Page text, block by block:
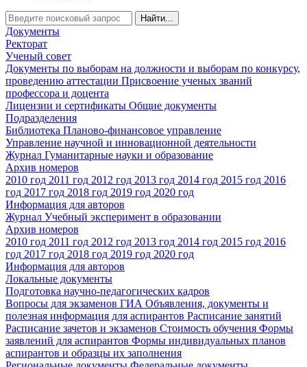
Найти...
Документы
Ректорат
Ученый совет
Документы по выборам на должности и выборам по конкурсу,
проведению аттестации Присвоение ученых званий
профессора и доцента
Лицензии и сертификаты Общие документы
Подразделения
Библиотека Планово-финансовое управление
Управление научной и инновационной деятельности
Журнал Гуманитарные науки и образование
Архив номеров
2010 год 2011 год 2012 год 2013 год 2014 год 2015 год 2016
год 2017 год 2018 год 2019 год 2020 год
Информация для авторов
Журнал Учебный эксперимент в образовании
Архив номеров
2010 год 2011 год 2012 год 2013 год 2014 год 2015 год 2016
год 2017 год 2018 год 2019 год 2020 год
Информация для авторов
Локальные документы
Подготовка научно-педагогических кадров
Вопросы для экзаменов ГИА Объявления, документы и
полезная информация для аспирантов Расписание занятий
Расписание зачетов и экзаменов Стоимость обучения Формы
заявлений для аспирантов Формы индивидуальных планов
аспирантов и образцы их заполнения